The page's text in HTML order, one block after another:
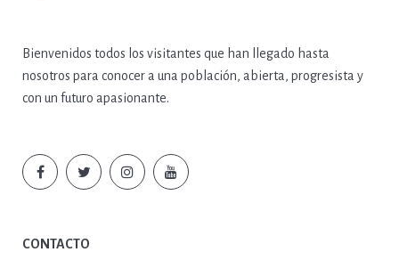
Bienvenidos todos los visitantes que han llegado hasta
nosotros para conocer a una población, abierta, progresista y
con un futuro apasionante.
CONTACTO